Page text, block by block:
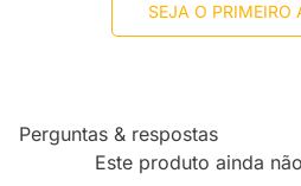
SEJA O PRIMEIRO
Perguntas & respostas
Este produto ainda